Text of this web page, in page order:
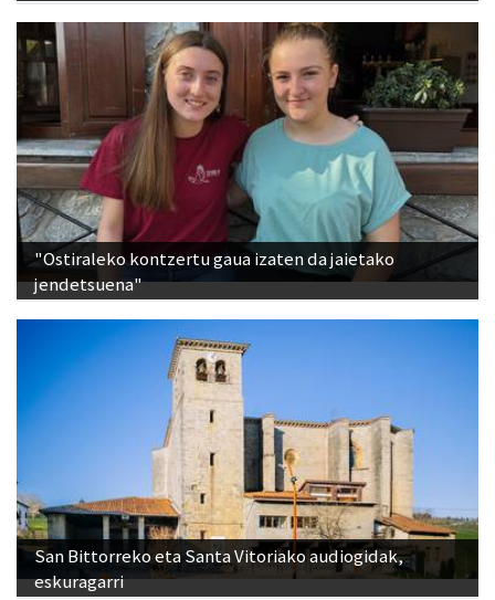
"Ostiraleko kontzertu gaua izaten da jaietako
jendetsuena"
San Bittorreko eta Santa Vitoriako audiogidak,
eskuragarri